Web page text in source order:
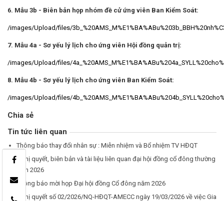
6. Mẫu 3b - Biên bản họp nhóm đề cử ứng viên Ban Kiểm Soát:
/images/Upload/files/
7. Mẫu 4a - Sơ yếu lý lịch cho ứng viên Hội đồng quản trị:
/images/Upload/files/
8. Mẫu 4b - Sơ yếu lý lịch cho ứng viên Ban Kiểm Soát:
/images/Upload/files/
Chia sẻ
Tin tức liên quan
Thông báo thay đổi nhân sự : Miễn nhiệm và Bổ nhiệm TV HĐQT
Nghị quyết, biên bản và tài liệu liên quan đại hội đồng cổ đông thường
niên 2026
Thông báo mời họp Đại hội đồng Cổ đông năm 2026
Nghị quyết số 02/2026/NQ-HĐQT-AMECC ngày 19/03/2026 về việc Gia